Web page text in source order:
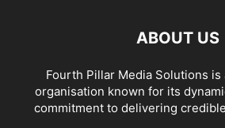
ABOUT US
Fourth Pillar Media Solutions is
organisation known for its
commitment to delivering